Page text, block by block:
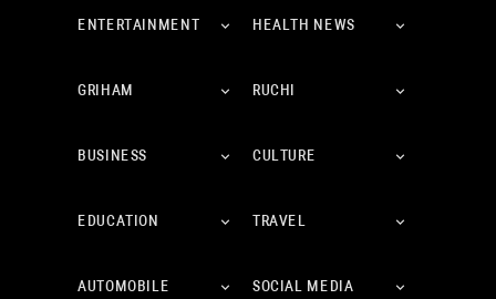
ENTERTAINMENT HEALTH NEWS
GRIHAM RUCHI
BUSINESS CULTURE
EDUCATION TRAVEL
AUTOMOBILE SOCIAL MEDIA